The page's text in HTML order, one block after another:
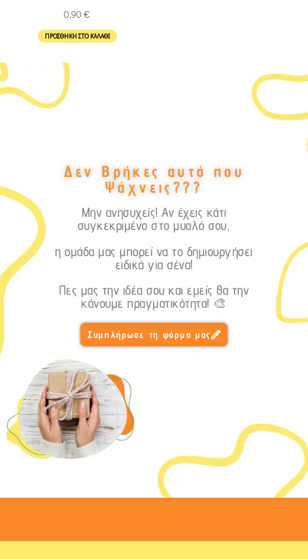
0,90 €
ΠΡΟΣΘΉΚΗ ΣΤΟ ΚΑΛΆΘΙ
Δεν Βρήκες αυτό που
Ψάχνεις???
Μην ανησυχείς! Αν έχεις κάτι
συγκεκριμένο στο μυαλό σου,
η ομάδα μας μπορεί να το δημιουργήσει
ειδικά για σένα!
Πες μας την ιδέα σου και εμείς θα την
κάνουμε πραγματικότητα! 🎨
Συμπλήρωσε τη φόρμα μας